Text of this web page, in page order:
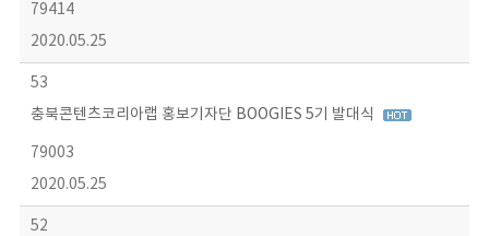
79414
2020.05.25
53
충북콘텐츠코리아랩 홍보기자단 BOOGIES 5기 발대식
79003
2020.05.25
52